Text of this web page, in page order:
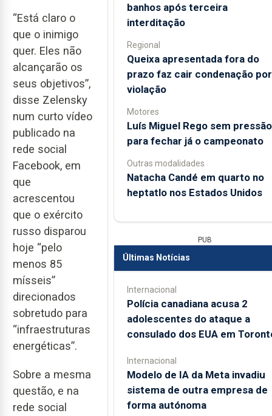
“Está claro o
que o inimigo
quer. Eles não
alcançarão os
seus objetivos”,
disse Zelensky
num curto vídeo
publicado na
rede social
Facebook, em
que
acrescentou
que o exército
russo disparou
hoje “pelo
menos 85
mísseis”
direcionados
sobretudo para
“infraestruturas
energéticas”.
Sobre a mesma
questão, e na
rede social
banhos após terceira
interditação
Regional
Queixa apresentada fora do
prazo faz cair condenação por
violação
Motores
Luís Miguel Rego sem pressão
para fechar já o campeonato
Outras modalidades
Natacha Candé em quarto no
heptatlo nos Estados Unidos
PUB
Últimas Notícias
Internacional
Polícia canadiana acusa 2
adolescentes do ataque a
consulado dos EUA em
Internacional
Modelo de IA da Meta invadiu
sistema de outra empresa de
forma autónoma